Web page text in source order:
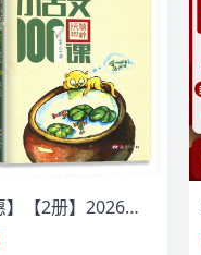
团购优惠】【2册】2026新小学生小古文100课